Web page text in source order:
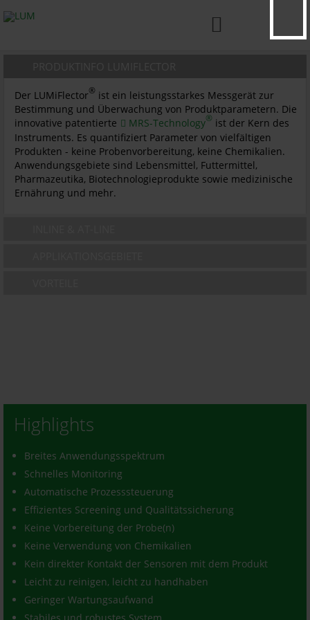

Der LUMiFlector® ist ein leistungsstarkes Messgerät zur
Bestimmung und Überwachung von Produktparametern. Die
innovative patentierte
MRS-Technology® ist der Kern des
Instruments. Es quantifiziert Parameter von vielfältigen
Produkten - keine Probenvorbereitung, keine Chemikalien.
Anwendungsgebiete sind Lebensmittel, Futtermittel,
Pharmazeutika, Biotechnologieprodukte sowie medizinische
Ernährung und mehr.
Highlights
Breites Anwendungsspektrum
Schnelles Monitoring
Automatische Prozesssteuerung
Effizientes Screening und Qualitätssicherung
Keine Vorbereitung der Probe(n)
Keine Verwendung von Chemikalien
Kein direkter Kontakt der Sensoren mit dem Produkt
Leicht zu reinigen, leicht zu handhaben
Geringer Wartungsaufwand